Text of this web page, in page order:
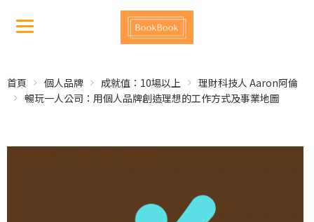
首頁 個人品牌 成就值：10場以上
理財科技人 Aaron阿倫
暢玩一人公司：用個人品牌創造理想的工作方式及事業地圖